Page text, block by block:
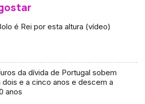
é Rei por esta altura (vídeo)
da dívida de Portugal sobem
dois e a cinco anos e descem a
anos